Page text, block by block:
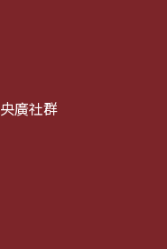
央廣社群